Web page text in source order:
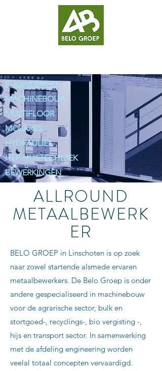
ENGINEERING
MACHINEBOUW
MULTIFLOOR
MOLARES
HYDRAULIEK
HEF-HIJSTECHNIEK
BEWERKINGEN
ALLROUND
METAALBEWERK
ER
​BELO GROEP in Linschoten is op zoek
naar zowel startende alsmede ervaren
metaalbewerkers. De Belo Groep is onder
andere gespecialiseerd in machinebouw
voor de agrarische sector, bulk en
stortgoed-, recyclings-, bio vergisting -,
hijs en transport sector. In samenwerking
met de afdeling engineering worden
veelal totaal concepten vervaardigd.